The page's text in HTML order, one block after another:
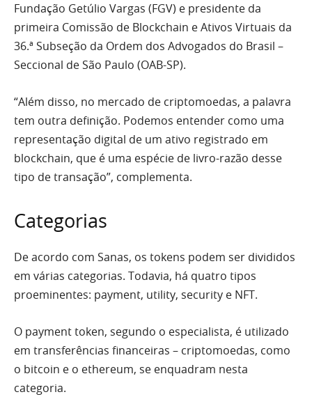
Fundação Getúlio Vargas (FGV) e presidente da
primeira Comissão de Blockchain e Ativos Virtuais da
36.ª Subseção da Ordem dos Advogados do Brasil –
Seccional de São Paulo (OAB-SP).
“Além disso, no mercado de criptomoedas, a palavra
tem outra definição. Podemos entender como uma
representação digital de um ativo registrado em
blockchain, que é uma espécie de livro-razão desse
tipo de transação”, complementa.
Categorias
De acordo com Sanas, os tokens podem ser divididos
em várias categorias. Todavia, há quatro tipos
proeminentes: payment, utility, security e NFT.
O payment token, segundo o especialista, é utilizado
em transferências financeiras – criptomoedas, como
o bitcoin e o ethereum, se enquadram nesta
categoria.